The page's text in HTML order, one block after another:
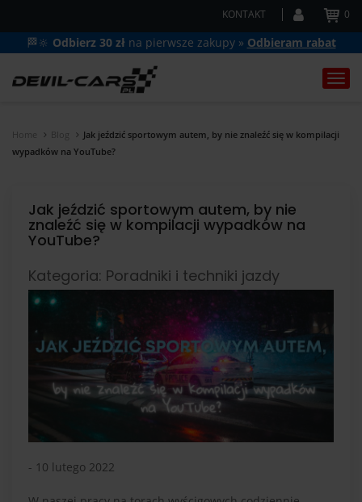
KONTAKT 0
🏁🔆 Odbierz 30 zł na pierwsze zakupy » Odbieram rabat
Home Blog
Jak jeździć sportowym autem, by nie znaleźć się w kompilacji
wypadków na YouTube?
Jak jeździć sportowym autem, by nie
znaleźć się w kompilacji wypadków na
YouTube?
Kategoria: Poradniki i techniki jazdy
- 10 lutego 2022